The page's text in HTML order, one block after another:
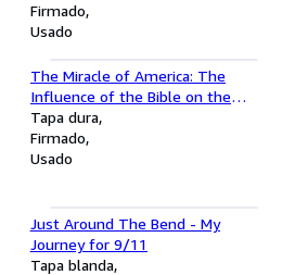
Firmado
Usado
The Miracle of America: The
Influence of the Bible on the
Founding History & Principles of
the United States for a People of
Every Belief (3rd ed)
Tapa dura
Firmado
Usado
Just Around The Bend - My
Journey for 9/11
Tapa blanda